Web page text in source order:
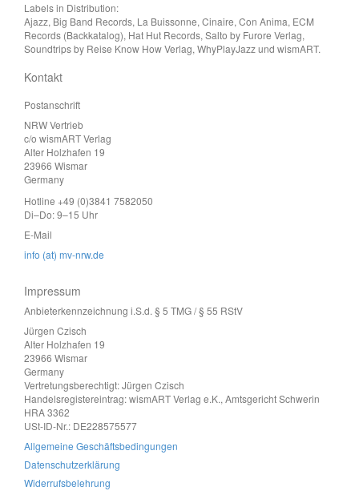
Labels in Distribution:
Ajazz, Big Band Records, La Buissonne, Cinaire, Con Anima, ECM
Records (Backkatalog), Hat Hut Records, Salto by Furore Verlag,
Soundtrips by Reise Know How Verlag, WhyPlayJazz und wismART.
Kontakt
Postanschrift
NRW Vertrieb
c/o wismART Verlag
Alter Holzhafen 19
23966 Wismar
Germany
Hotline +49 (0)3841 7582050
Di–Do: 9–15 Uhr
E-Mail
info (at) mv-nrw.de
Impressum
Anbieterkennzeichnung i.S.d. § 5 TMG / § 55 RStV
Jürgen Czisch
Alter Holzhafen 19
23966 Wismar
Germany
Vertretungsberechtigt: Jürgen Czisch
Handelsregistereintrag: wismART Verlag e.K., Amtsgericht Schwerin
HRA 3362
USt-ID-Nr.: DE228575577
Allgemeine Geschäftsbedingungen
Datenschutzerklärung
Widerrufsbelehrung